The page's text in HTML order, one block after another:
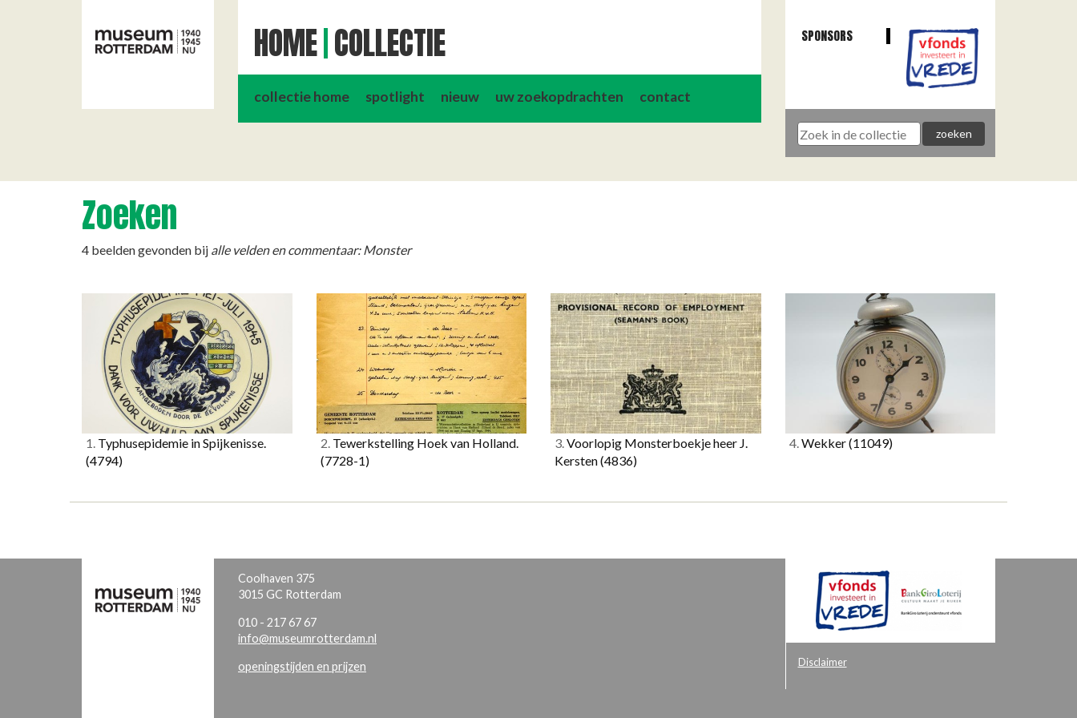
HOME COLLECTIE
collectie home spotlight nieuw uw zoekopdrachten contact
SPONSORS
Zoeken
4 beelden gevonden bij alle velden en commentaar: Monster
1. Typhusepidemie in Spijkenisse.
(4794)
2.Tewerkstelling Hoek van Holland.
(7728-1)
3.Voorlopig Monsterboekje heer J.
Kersten(4836)
4.Wekker(11049)
Coolhaven 375
3015 GC Rotterdam
010 - 217 67 67
info@museumrotterdam.nl
openingstijden en prijzen Disclaimer